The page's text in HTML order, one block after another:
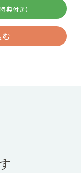
典付き）
む